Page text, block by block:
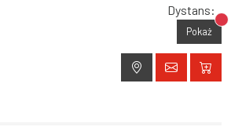
Dystans:
Pokaż